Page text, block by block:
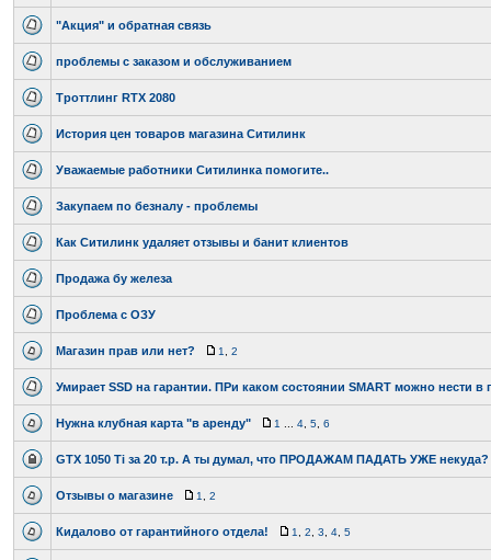
"Акция" и обратная связь
проблемы с заказом и обслуживанием
Троттлинг RTX 2080
История цен товаров магазина Ситилинк
Уважаемые работники Ситилинка помогите..
Закупаем по безналу - проблемы
Как Ситилинк удаляет отзывы и банит клиентов
Продажа бу железа
Проблема с ОЗУ
Магазин прав или нет? 1 2
Умирает SSD на гарантии. ПРи каком состоянии SMART можно нести в
Нужна клубная карта "в аренду" 1 4 5 6
GTX 1050 Ti за 20 т.р. А ты думал, что ПРОДАЖАМ ПАДАТЬ УЖЕ некуда?
Отзывы о магазине 1 2
Кидалово от гарантийного отдела! 1 2 3 4 5